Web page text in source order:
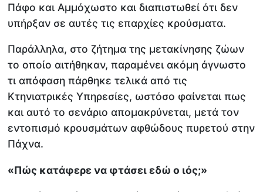
Πάφο και Αμμόχωστο και διαπιστωθεί ότι δεν
υπήρξαν σε αυτές τις επαρχίες κρούσματα.
Παράλληλα, στο ζήτημα της μετακίνησης ζώων
το οποίο αιτήθηκαν, παραμένει ακόμη άγνωστο
τι απόφαση πάρθηκε τελικά από τις
Κτηνιατρικές Υπηρεσίες, ωστόσο φαίνεται πως
και αυτό το σενάριο απομακρύνεται, μετά τον
εντοπισμό κρουσμάτων αφθώδους πυρετού στην
Πάχνα.
«Πώς κατάφερε να φτάσει εδώ ο ιός;»